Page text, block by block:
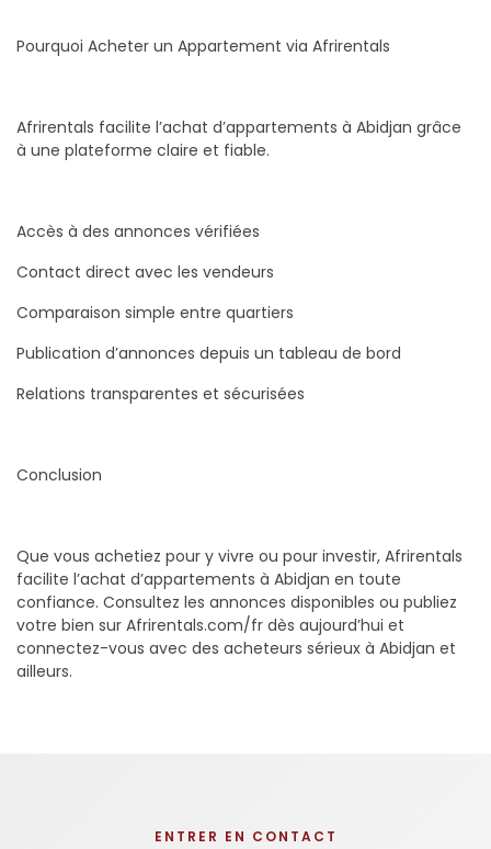
Pourquoi Acheter un Appartement via Afrirentals
Afrirentals facilite l’achat d’appartements à Abidjan grâce
à une plateforme claire et fiable.
Accès à des annonces vérifiées
Contact direct avec les vendeurs
Comparaison simple entre quartiers
Publication d’annonces depuis un tableau de bord
Relations transparentes et sécurisées
Conclusion
Que vous achetiez pour y vivre ou pour investir, Afrirentals
facilite l’achat d’appartements à Abidjan en toute
confiance. Consultez les annonces disponibles ou publiez
votre bien sur Afrirentals.com/fr dès aujourd’hui et
connectez-vous avec des acheteurs sérieux à Abidjan et
ailleurs.
ENTRER EN CONTACT